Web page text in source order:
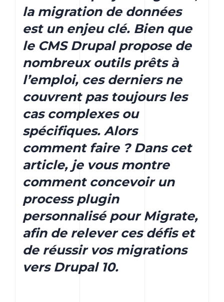
la migration de données
est un enjeu clé. Bien que
le CMS Drupal propose de
nombreux outils prêts à
l’emploi, ces derniers ne
couvrent pas toujours les
cas complexes ou
spécifiques. Alors
comment faire ? Dans cet
article, je vous montre
comment concevoir un
process plugin
personnalisé pour Migrate,
afin de relever ces défis et
de réussir vos migrations
vers Drupal 10.